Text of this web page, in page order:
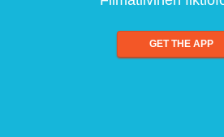
GET THE APP